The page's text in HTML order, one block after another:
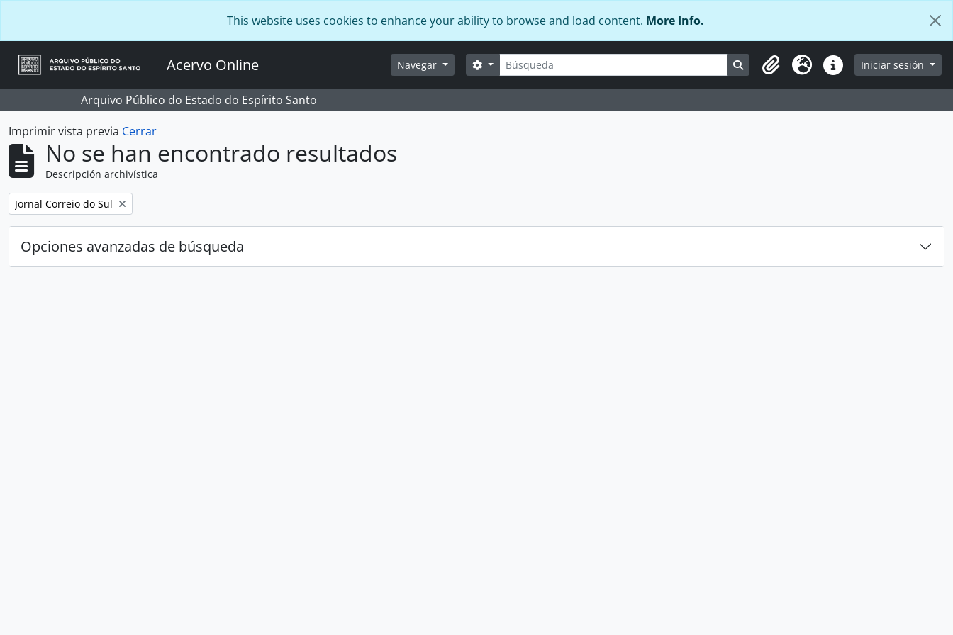
This website uses cookies to enhance your ability to browse and load content. More Info.
Acervo Online Navegar Búsqueda
Search options Search in browse page
Portapapeles
Idioma Enlaces rápidos
Iniciar sesión
Arquivo Público do Estado do Espírito Santo
Imprimir vista previa Cerrar
No se han encontrado resultados
Descripción archivística
Remove filter:
Jornal Correio do Sul
Opciones avanzadas de búsqueda